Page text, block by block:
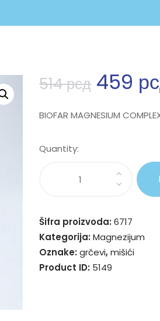
514рсд 459
BIOFAR MAGNESIUM
Quantity:
Šifra proizvoda:6717
Kategorija:Magnezijum
Oznake:grčevi,mišići
Product ID: 5149